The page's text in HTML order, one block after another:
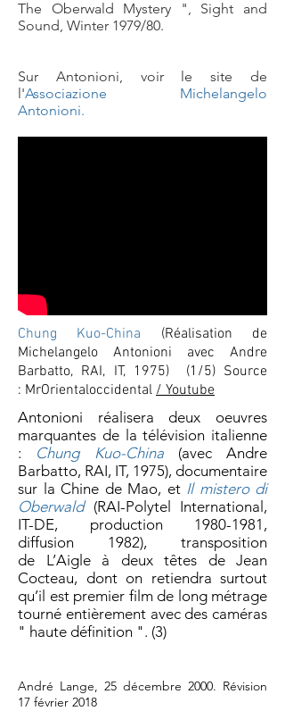
The Oberwald Mystery ", Sight and
Sound, Winter 1979/80.
Sur Antonioni, voir le site de
l'Associazione Michelangelo
Antonioni.
Chung Kuo-China (Réalisation de
Michelangelo Antonioni avec Andre
Barbatto, RAI, IT, 1975) (1/5) Source
: MrOrientaloccidental / Youtube
Antonioni réalisera deux oeuvres
marquantes de la télévision italienne
: Chung Kuo-China
(avec Andre
Barbatto, RAI, IT, 1975), documentaire
sur la Chine de Mao, et Il mistero di
Oberwald(RAI-Polytel International,
IT-DE, production 1980-1981 ,
diffusion 1982), transposition
de L’Aigle à deux têtes de Jean
Cocteau, dont on retiendra surtout
qu’il est premier film de long métrage
tourné entièrement avec des caméras
" haute définition ". (3)
André Lange, 25 décembre 2000. Révision
17 février 2018